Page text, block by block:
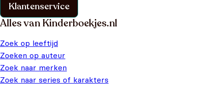
Klantenservice
Alles van Kinderboekjes.nl
Zoek op leeftijd
Zoeken op auteur
Zoek naar merken
Zoek naar series of karakters